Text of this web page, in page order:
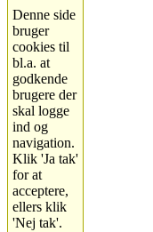
Denne side
bruger
cookies til
bl.a. at
godkende
brugere der
skal logge
ind og
navigation.
Klik 'Ja tak'
for at
acceptere,
ellers klik
'Nej tak'.